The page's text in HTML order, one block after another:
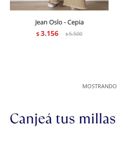
Jean Oslo - Cepia
$ 3.156 $5.500
MOSTRANDO